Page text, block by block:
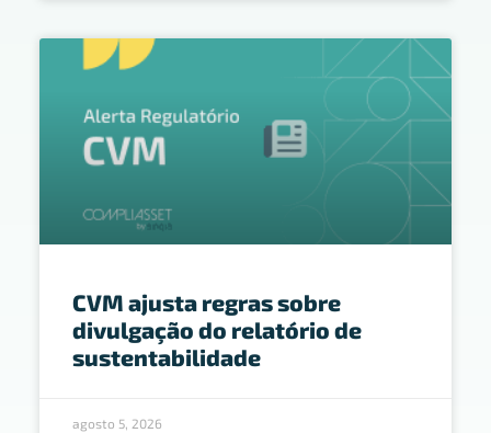
CVM ajusta regras sobre
divulgação do relatório de
sustentabilidade
agosto 5, 2026